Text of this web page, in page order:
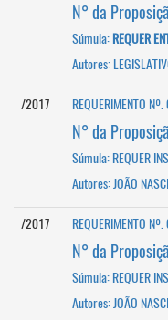
N° da
Súmula: REQUER
Autores:
/2017 REQUERIMENTO
N° da
Súmula: REQUER
Autores: JOÃO
/2017 REQUERIMENTO
N° da
Súmula: REQUER
Autores: JOÃO